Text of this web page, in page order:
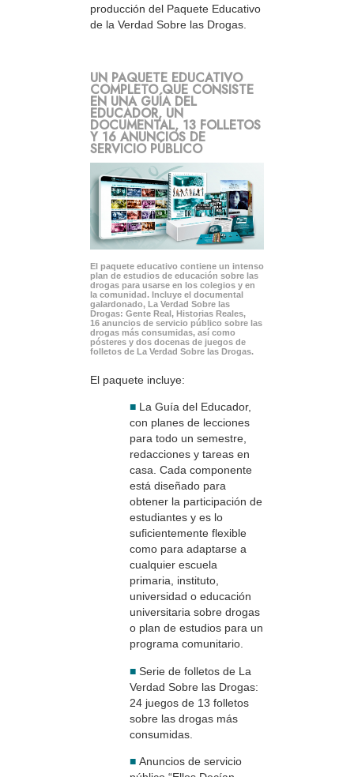
producción del Paquete Educativo
de la Verdad Sobre las Drogas.
UN PAQUETE EDUCATIVO
COMPLETO QUE CONSISTE
EN UNA GUÍA DEL
EDUCADOR, UN
DOCUMENTAL, 13 FOLLETOS
Y 16 ANUNCIOS DE
SERVICIO PÚBLICO
El paquete educativo contiene un intenso
plan de estudios de educación sobre las
drogas para usarse en los colegios y en
la comunidad. Incluye el documental
galardonado, La Verdad Sobre las
Drogas: Gente Real, Historias Reales,
16 anuncios de servicio público sobre las
drogas más consumidas, así como
pósteres y dos docenas de juegos de
folletos de La Verdad Sobre las Drogas.
El paquete incluye:
■ La Guía del Educador,
con planes de lecciones
para todo un semestre,
redacciones y tareas en
casa. Cada componente
está diseñado para
obtener la participación de
estudiantes y es lo
suficientemente flexible
como para adaptarse a
cualquier escuela
primaria, instituto,
universidad o educación
universitaria sobre drogas
o plan de estudios para un
programa comunitario.
■ Serie de folletos de La
Verdad Sobre las Drogas:
24 juegos de 13 folletos
sobre las drogas más
consumidas.
■ Anuncios de servicio